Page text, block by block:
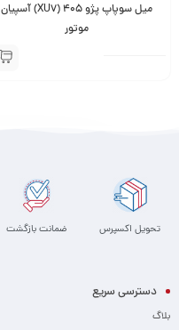
میل سوپاپ پژو 405 (XU7) آسپیان
موتور
تحویل اکسپرس ضمانت بازگشت
دسترسی سریع
بلاگ